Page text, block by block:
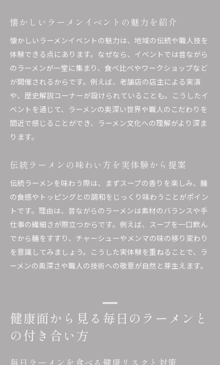
懐かしいラーメンイベントの魅力を紹介
懐かしいラーメンイベントの魅力は、地域の伝統や職人技を
体験できる点にあります。なぜなら、イベントでは昔ながら
のラーメンが一堂に集まり、食べ比べやワークショップなど
が開催されるからです。例えば、老舗店の店主による実演
や、歴史解説コーナーが設けられていることも。こうしたイ
ベントを通じて、ラーメンの奥深い世界や職人のこだわりを
間近で感じることができ、ラーメン文化への理解がより深ま
ります。
伝統ラーメンの味わい方を実体験から提案
伝統ラーメンを味わう際は、まずスープの香りを楽しみ、麺
の食感やトッピングとの調和をじっくり味わうことがポイン
トです。理由は、昔ながらのラーメンは素材のバランスや手
仕事の繊細さが際立つからです。例えば、スープを一口飲ん
でから麺をすすり、チャーシューやメンマの味の移り変わり
を意識してみましょう。こうした実体験を重ねることで、ラ
ーメンの奥深さや職人の技術への敬意が自然と芽生えます。
健康面から見る毎日のラーメンと
の付き合い方
毎日ラーメンを食べる健康リスクと対策